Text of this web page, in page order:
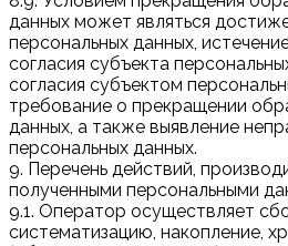
данных может являться
персональных данных,
согласия субъекта
согласия субъектом
требование о прекращении
данных, а также выявление
персональных данных.
9. Перечень действий,
полученными персональными
9.1. Оператор осуществляет
систематизацию, накопление,